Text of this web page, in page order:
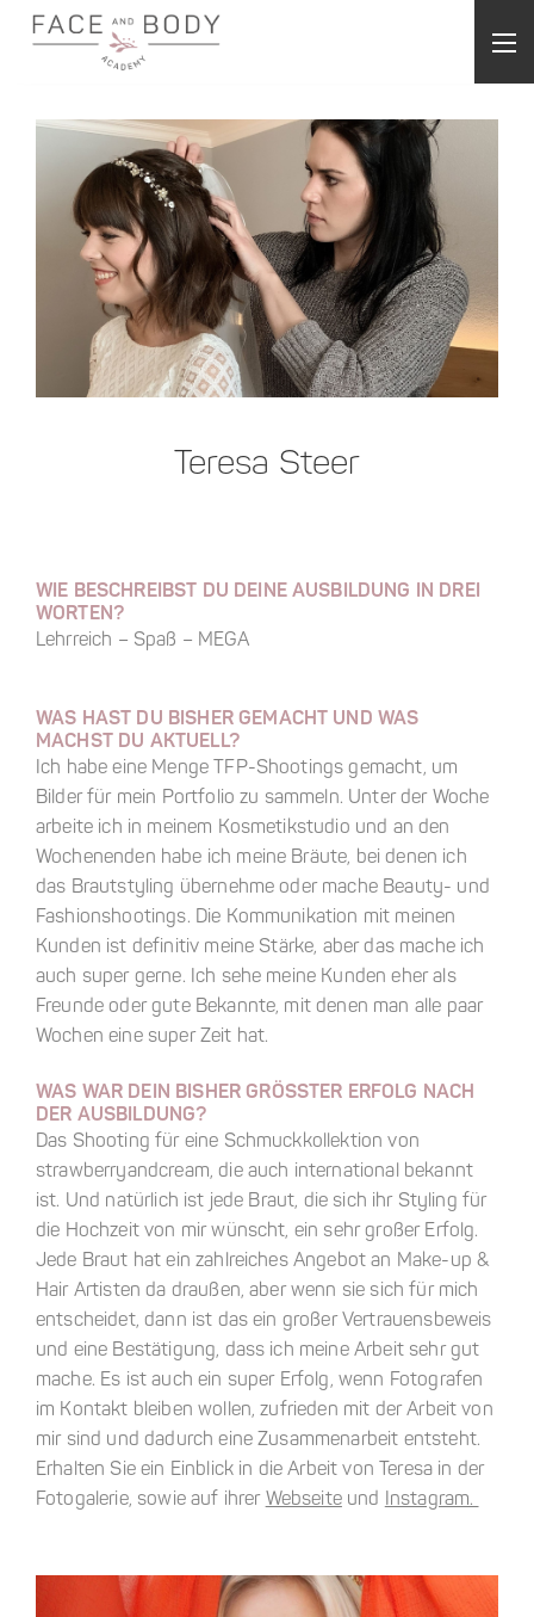
Teresa Steer
WIE BESCHREIBST DU DEINE AUSBILDUNG IN DREI
WORTEN?
Lehrreich – Spaß – MEGA
WAS HAST DU BISHER GEMACHT UND WAS
MACHST DU AKTUELL?
Ich habe eine Menge TFP-Shootings gemacht, um
Bilder für mein Portfolio zu sammeln. Unter der Woche
arbeite ich in meinem Kosmetikstudio und an den
Wochenenden habe ich meine Bräute, bei denen ich
das Brautstyling übernehme oder mache Beauty- und
Fashionshootings. Die Kommunikation mit meinen
Kunden ist definitiv meine Stärke, aber das mache ich
auch super gerne. Ich sehe meine Kunden eher als
Freunde oder gute Bekannte, mit denen man alle paar
Wochen eine super Zeit hat.
WAS WAR DEIN BISHER GRÖSSTER ERFOLG NACH D
ER AUSBILDUNG?
Das Shooting für eine Schmuckkollektion von
strawberryandcream, die auch international bekannt
ist. Und natürlich ist jede Braut, die sich ihr Styling für
die Hochzeit von mir wünscht, ein sehr großer Erfolg.
Jede Braut hat ein zahlreiches Angebot an Make-up &
Hair Artisten da draußen, aber wenn sie sich für mich
entscheidet, dann ist das ein großer Vertrauensbeweis
und eine Bestätigung, dass ich meine Arbeit sehr gut
mache. Es ist auch ein super Erfolg, wenn Fotografen
im Kontakt bleiben wollen, zufrieden mit der Arbeit von
mir sind und dadurch eine Zusammenarbeit entsteht.
Erhalten Sie ein Einblick in die Arbeit von Teresa in der
Fotogalerie, sowie auf ihrer Webseiteund Instagram.